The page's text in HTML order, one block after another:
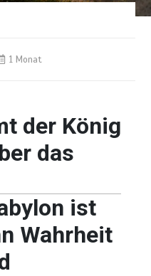
1 Monat
der König
das
ist
Wahrheit